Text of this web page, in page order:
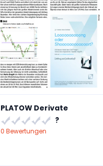
PLATOW Derivate
?
0 Bewertungen